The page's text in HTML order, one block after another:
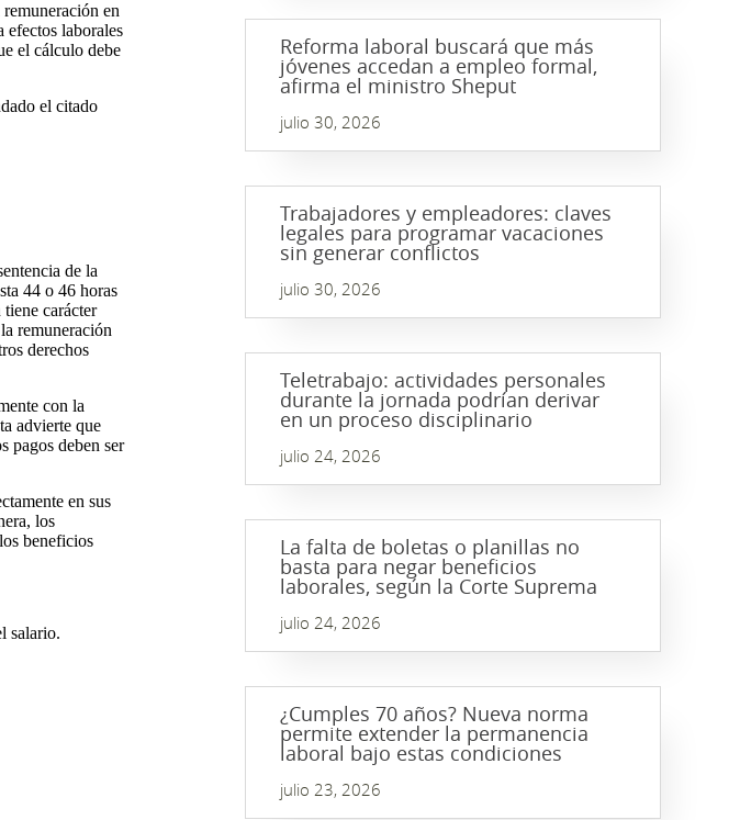
en
efectos laborales
el cálculo debe
el citado
de la
44 o 46 horas
carácter
remuneración
derechos
con la
advierte que
pagos deben ser
en sus
los
beneficios
salario.
Reforma laboral buscará que más
jóvenes accedan a empleo formal,
afirma el ministro Sheput
julio 30, 2026
Trabajadores y empleadores: claves
legales para programar vacaciones
sin generar conflictos
julio 30, 2026
Teletrabajo: actividades personales
durante la jornada podrían derivar
en un proceso disciplinario
julio 24, 2026
La falta de boletas o planillas no
basta para negar beneficios
laborales, según la Corte Suprema
julio 24, 2026
¿Cumples 70 años? Nueva norma
permite extender la permanencia
laboral bajo estas condiciones
julio 23, 2026